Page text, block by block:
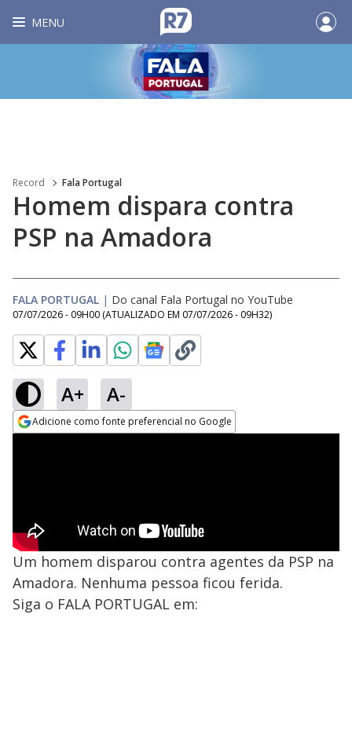
MENU
Record Fala Portugal
Homem dispara contra
PSP na Amadora
FALA PORTUGAL | Do canal Fala Portugal no YouTube
07/07/2026 - 09H00 (ATUALIZADO EM 07/07/2026 - 09H32)
A+ A-
Adicione como fonte preferencial no Google
Um homem disparou contra agentes da PSP na
Amadora. Nenhuma pessoa ficou ferida.
Siga o FALA PORTUGAL em: